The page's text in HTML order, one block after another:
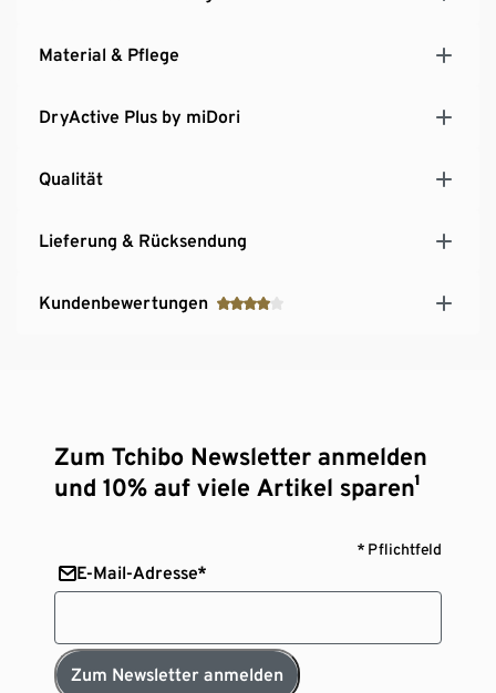
Material & Pflege
DryActive Plus by miDori
Qualität
Lieferung & Rücksendung
Kundenbewertungen
Zum Tchibo Newsletter anmelden
und 10% auf viele Artikel sparen¹
* Pflichtfeld
E-Mail-Adresse*
Zum Newsletter anmelden